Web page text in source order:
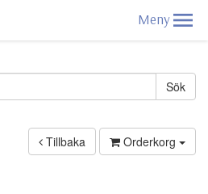
Tillbaka
Orderkorg